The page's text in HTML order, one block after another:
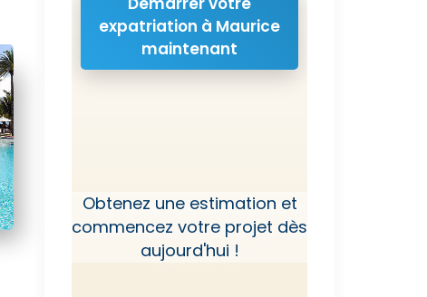
expatriation à Maurice
maintenant
Obtenez une estimation et
commencez votre projet dès
aujourd'hui !